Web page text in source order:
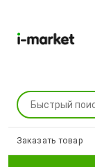
Заказать товар